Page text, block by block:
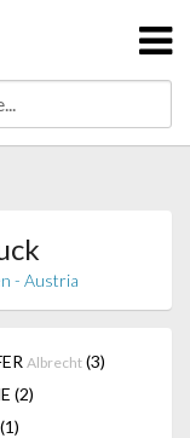
- Austria
Albrecht (3)
(2)
(1)